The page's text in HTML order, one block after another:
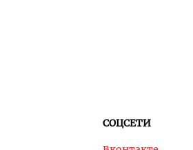
СОЦСЕТИ